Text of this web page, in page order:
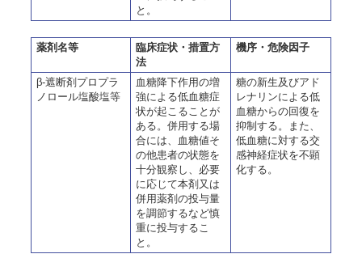
と。
薬剤名等
臨床症状・措置方
法
機序・危険因子
β-遮断剤プロプラ
ノロール塩酸塩等
血糖降下作用の増
強による低血糖症
状が起こることが
ある。併用する場
合には、血糖値そ
の他患者の状態を
十分観察し、必要
に応じて本剤又は
併用薬剤の投与量
を調節するなど慎
重に投与するこ
と。
糖の新生及びアド
レナリンによる低
血糖からの回復を
抑制する。また、
低血糖に対する交
感神経症状を不顕
化する。